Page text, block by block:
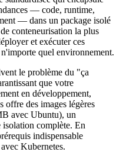
— code, runtime,
— dans un package isolé
conteneurisation la plus
et exécuter ces
quel environnement.
le problème du "ça
que votre
en développement,
offre des images légères
avec Ubuntu), un
isolation complète. En
indispensable
Kubernetes.